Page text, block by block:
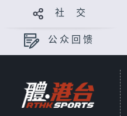
社 交
公众回馈